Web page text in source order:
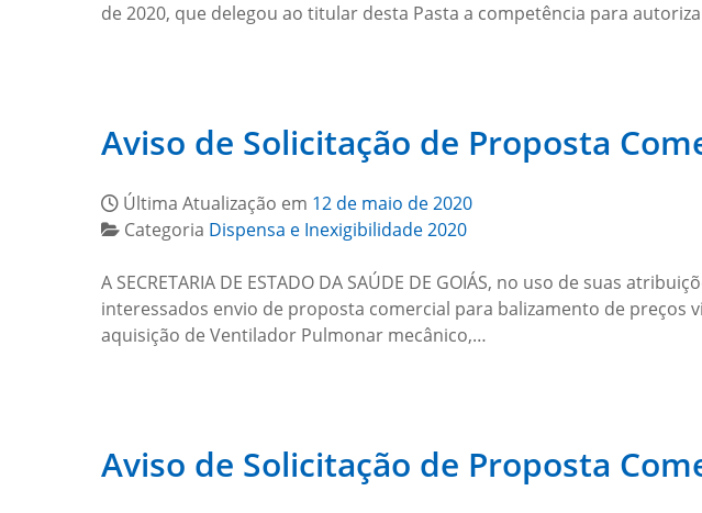
de 2020, que delegou ao titular desta Pasta a competência para
Aviso de Solicitação de Proposta
Última Atualização em 12 de maio de 2020
Categoria Dispensa e Inexigibilidade 2020
A SECRETARIA DE ESTADO DA SAÚDE DE GOIÁS, no uso de suas
interessados envio de proposta comercial para balizamento de
aquisição de Ventilador Pulmonar mecânico,…
Aviso de Solicitação de Proposta